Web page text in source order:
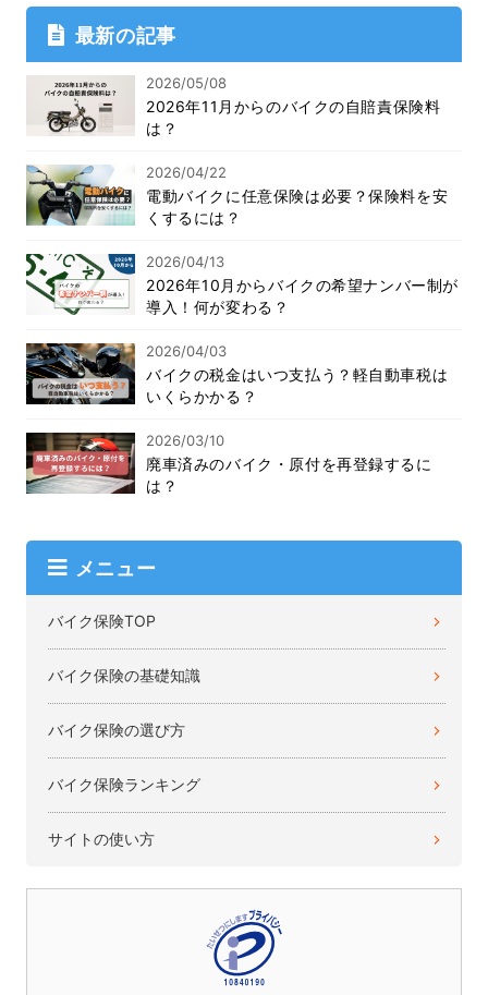
最新の記事
2026/05/08
2026年11月からのバイクの自賠責保険料
は？
2026/04/22
電動バイクに任意保険は必要？保険料を安
くするには？
2026/04/13
2026年10月からバイクの希望ナンバー制が
導入！何が変わる？
2026/04/03
バイクの税金はいつ支払う？軽自動車税は
いくらかかる？
2026/03/10
廃車済みのバイク・原付を再登録するに
は？
メニュー
バイク保険TOP
バイク保険の基礎知識
バイク保険の選び方
バイク保険ランキング
サイトの使い方